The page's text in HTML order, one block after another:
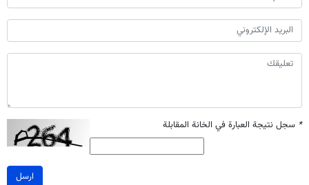
* سجل نتيجة العبارة في الخانة المقابلة
ارسل